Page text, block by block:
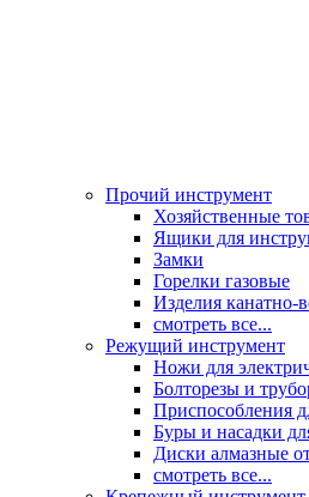
Прочий инструмент
Хозяйственные
Ящики для
Замки
Горелки газовые
Изделия канатно-
смотреть все...
Режущий инструмент
Ножи для
Болторезы и
Приспособления
Буры и насадки
Диски алмазные
смотреть все...